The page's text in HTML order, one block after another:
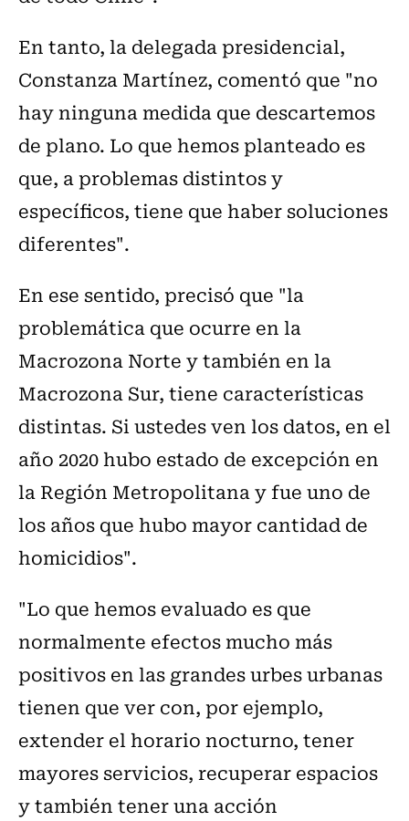
En tanto, la delegada presidencial,
Constanza Martínez, comentó que "no
hay ninguna medida que descartemos
de plano. Lo que hemos planteado es
que, a problemas distintos y
específicos, tiene que haber soluciones
diferentes".
En ese sentido, precisó que "la
problemática que ocurre en la
Macrozona Norte y también en la
Macrozona Sur, tiene características
distintas. Si ustedes ven los datos, en el
año 2020 hubo estado de excepción en
la Región Metropolitana y fue uno de
los años que hubo mayor cantidad de
homicidios".
"Lo que hemos evaluado es que
normalmente efectos mucho más
positivos en las grandes urbes urbanas
tienen que ver con, por ejemplo,
extender el horario nocturno, tener
mayores servicios, recuperar espacios
y también tener una acción